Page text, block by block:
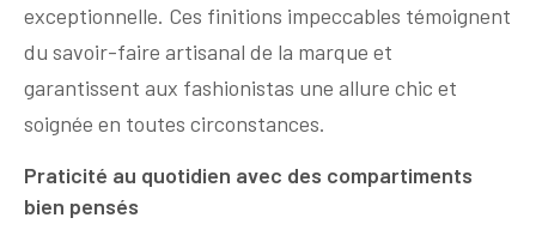
exceptionnelle. Ces finitions impeccables témoignent
du savoir-faire artisanal de la marque et
garantissent aux fashionistas une allure chic et
soignée en toutes circonstances.
Praticité au quotidien avec des compartiments
bien pensés